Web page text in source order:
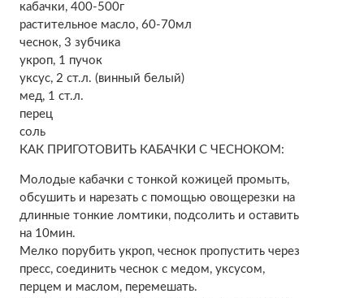
кабачки, 400-500г
растительное масло, 60-70мл
чеснок, 3 зубчика
укроп, 1 пучок
уксус, 2 ст.л. (винный белый)
мед, 1 ст.л.
перец
соль
КАК ПРИГОТОВИТЬ КАБАЧКИ С ЧЕСНОКОМ:
Молодые кабачки с тонкой кожицей промыть,
обсушить и нарезать с помощью овощерезки на
длинные тонкие ломтики, подсолить и оставить
на 10мин.
Мелко порубить укроп, чеснок пропустить через
пресс, соединить чеснок с медом, уксусом,
перцем и маслом, перемешать.